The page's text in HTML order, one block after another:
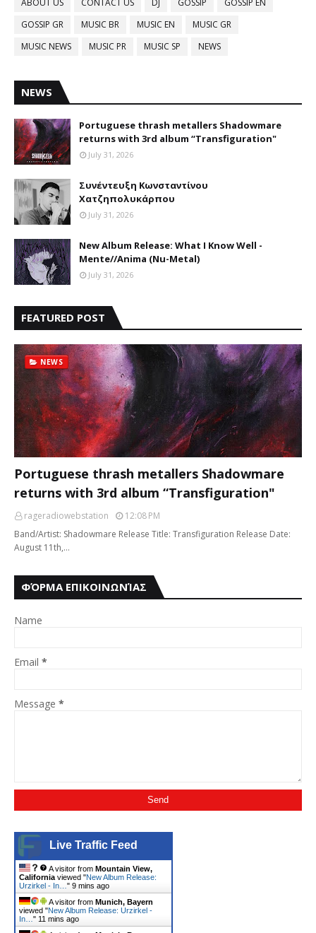
ABOUT US CONTACT US DJ GOSSIP
GOSSIP EN
GOSSIP GR
MUSIC BR MUSIC EN
MUSIC GR
MUSIC NEWS
MUSIC PR MUSIC SP NEWS
NEWS
Portuguese thrash metallers Shadowmare
returns with 3rd album “Transfiguration"
July 31, 2026
Συνέντευξη Κωνσταντίνου
Χατζηπολυκάρπου
July 31, 2026
New Album Release: What I Know Well -
Mente//Anima (Nu-Metal)
July 31, 2026
FEATURED POST
NEWS
Portuguese thrash metallers Shadowmare
returns with 3rd album “Transfiguration"
rageradiowebstation
12:08 PM
Band/Artist: Shadowmare Release Title: Transfiguration Release Date:
August 11th,…
ΦΌΡΜΑ ΕΠΙΚΟΙΝΩΝΊΑΣ
Name
Email *
Message *
Live Traffic Feed
A visitor from Mountain View,
California viewed "New Album Release:
Urzirkel - In… " 9 mins ago
A visitor from Munich, Bayern
viewed "New Album Release: Urzirkel -
In… " 11 mins ago